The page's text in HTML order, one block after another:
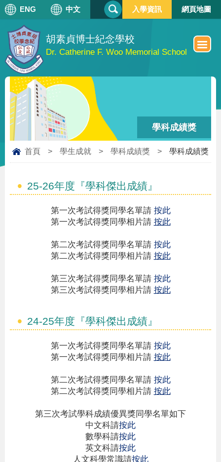
胡素貞博士紀念學校
Dr. Catherine F. Woo Memorial School
ENG 中文 搜
尋
單
入學資訊 網頁地圖
學科成績獎
首頁 > 學生成就 > 學科成績獎 > 學科成績獎
25-26年度『學科傑出成績』
第一次考試得獎同學名單請 按此
第一次考試得獎同學相片請 按此
第二次考試得獎同學名單請 按此
第二次考試得獎同學相片請 按此
第三次考試得獎同學名單請 按此
第三次考試得獎同學相片請 按此
24-25年度『學科傑出成績』
第一次考試得獎同學名單請 按此
第一次考試得獎同學相片請 按此
第二次考試得獎同學名單請 按此
第二次考試得獎同學相片請 按此
第三次考試學科成績優異獎同學名單如下
中文科請按此
數學科請按此
英文科請按此
人文科學常識請按此